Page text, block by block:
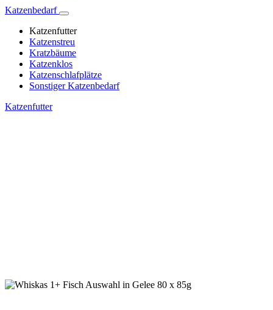
Katzenbedarf
Katzenfutter
Katzenstreu
Kratzbäume
Katzenklos
Katzenschlafplätze
Sonstiger Katzenbedarf
Katzenfutter